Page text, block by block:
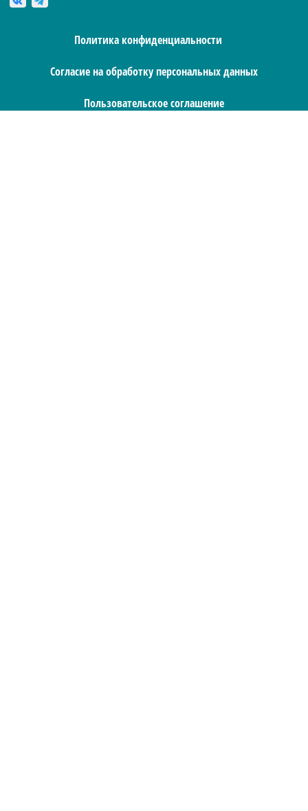
Пользовательское соглашение
Политика конфиденциальности
Согласие на обработку персональных данных